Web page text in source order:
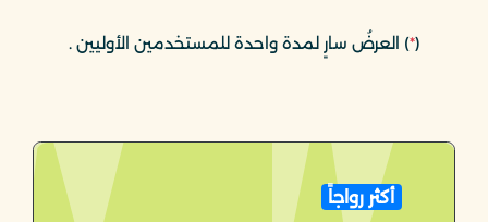
(
*) العرضُ سارٍ لمدة واحدة للمستخدمين الأوليين.
أكثر رواجاً